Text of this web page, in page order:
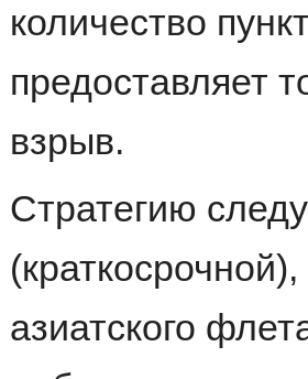
количество
предоставляет
взрыв.
Стратегию
азиатского